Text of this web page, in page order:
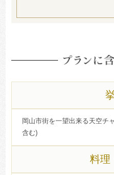
岡山市街を一望出来る天空チ
含む)
料理